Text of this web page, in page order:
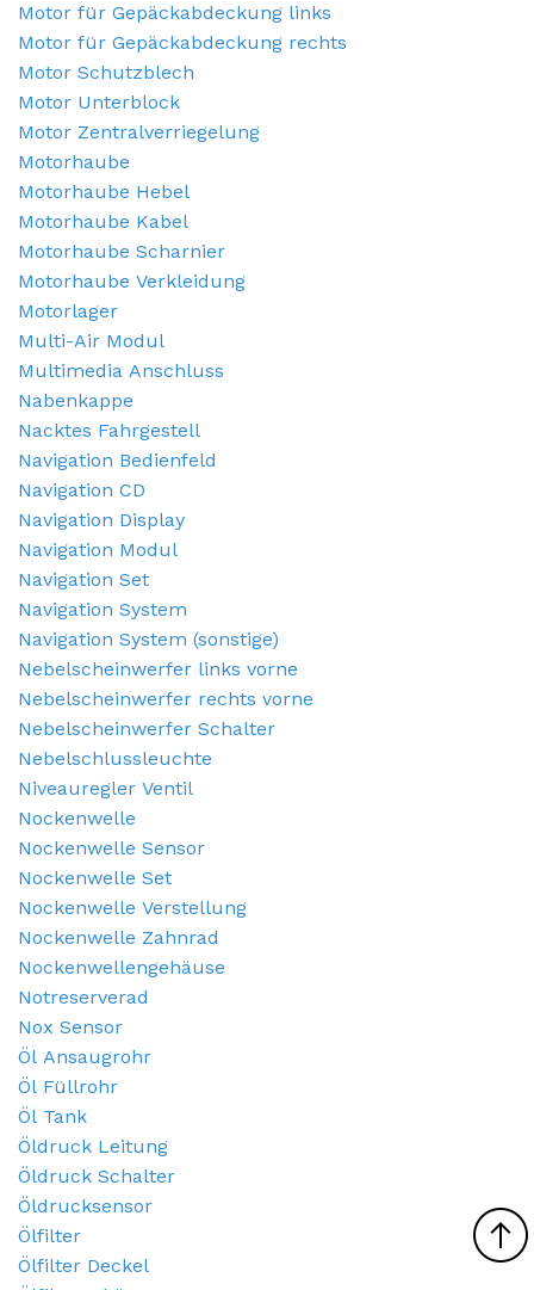
Motor für Gepäckabdeckung links
Motor für Gepäckabdeckung rechts
Motor Schutzblech
Motor Unterblock
Motor Zentralverriegelung
Motorhaube
Motorhaube Hebel
Motorhaube Kabel
Motorhaube Scharnier
Motorhaube Verkleidung
Motorlager
Multi-Air Modul
Multimedia Anschluss
Nabenkappe
Nacktes Fahrgestell
Navigation Bedienfeld
Navigation CD
Navigation Display
Navigation Modul
Navigation Set
Navigation System
Navigation System (sonstige)
Nebelscheinwerfer links vorne
Nebelscheinwerfer rechts vorne
Nebelscheinwerfer Schalter
Nebelschlussleuchte
Niveauregler Ventil
Nockenwelle
Nockenwelle Sensor
Nockenwelle Set
Nockenwelle Verstellung
Nockenwelle Zahnrad
Nockenwellengehäuse
Notreserverad
Nox Sensor
Öl Ansaugrohr
Öl Füllrohr
Öl Tank
Öldruck Leitung
Öldruck Schalter
Öldrucksensor
Ölfilter
Ölfilter Deckel